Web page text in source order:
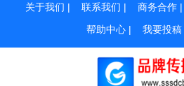
关于我们 | 联系我们 | 商务合作
帮助中心 | 我要投稿